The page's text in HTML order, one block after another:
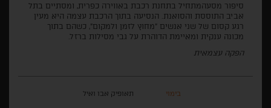
סיפור מסעהמתחיל בתחנת רכבת באווירה כפרית, ומסתיים בתל
אביב התוססת והסואנת. הנסיעה בתוך הרכבת עצמה היא מעין
רגע קסום של שני אנשים "מחוץ לזמן ולמקום", כשהם בתוך
מכונה ענקית ומאיימת הדוהרת על גבי מסילות ברזל.
הפקה עצמאית
בימוי תאופיק אבו ואיל